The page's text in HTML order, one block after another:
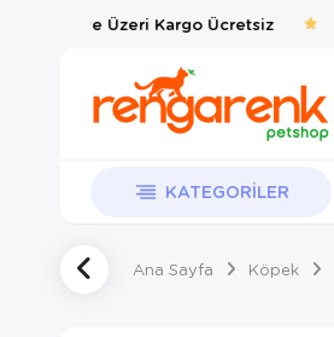
TL ve Üzeri Kargo Ücretsiz
KATEGORILER
Ana Sayfa Köpek